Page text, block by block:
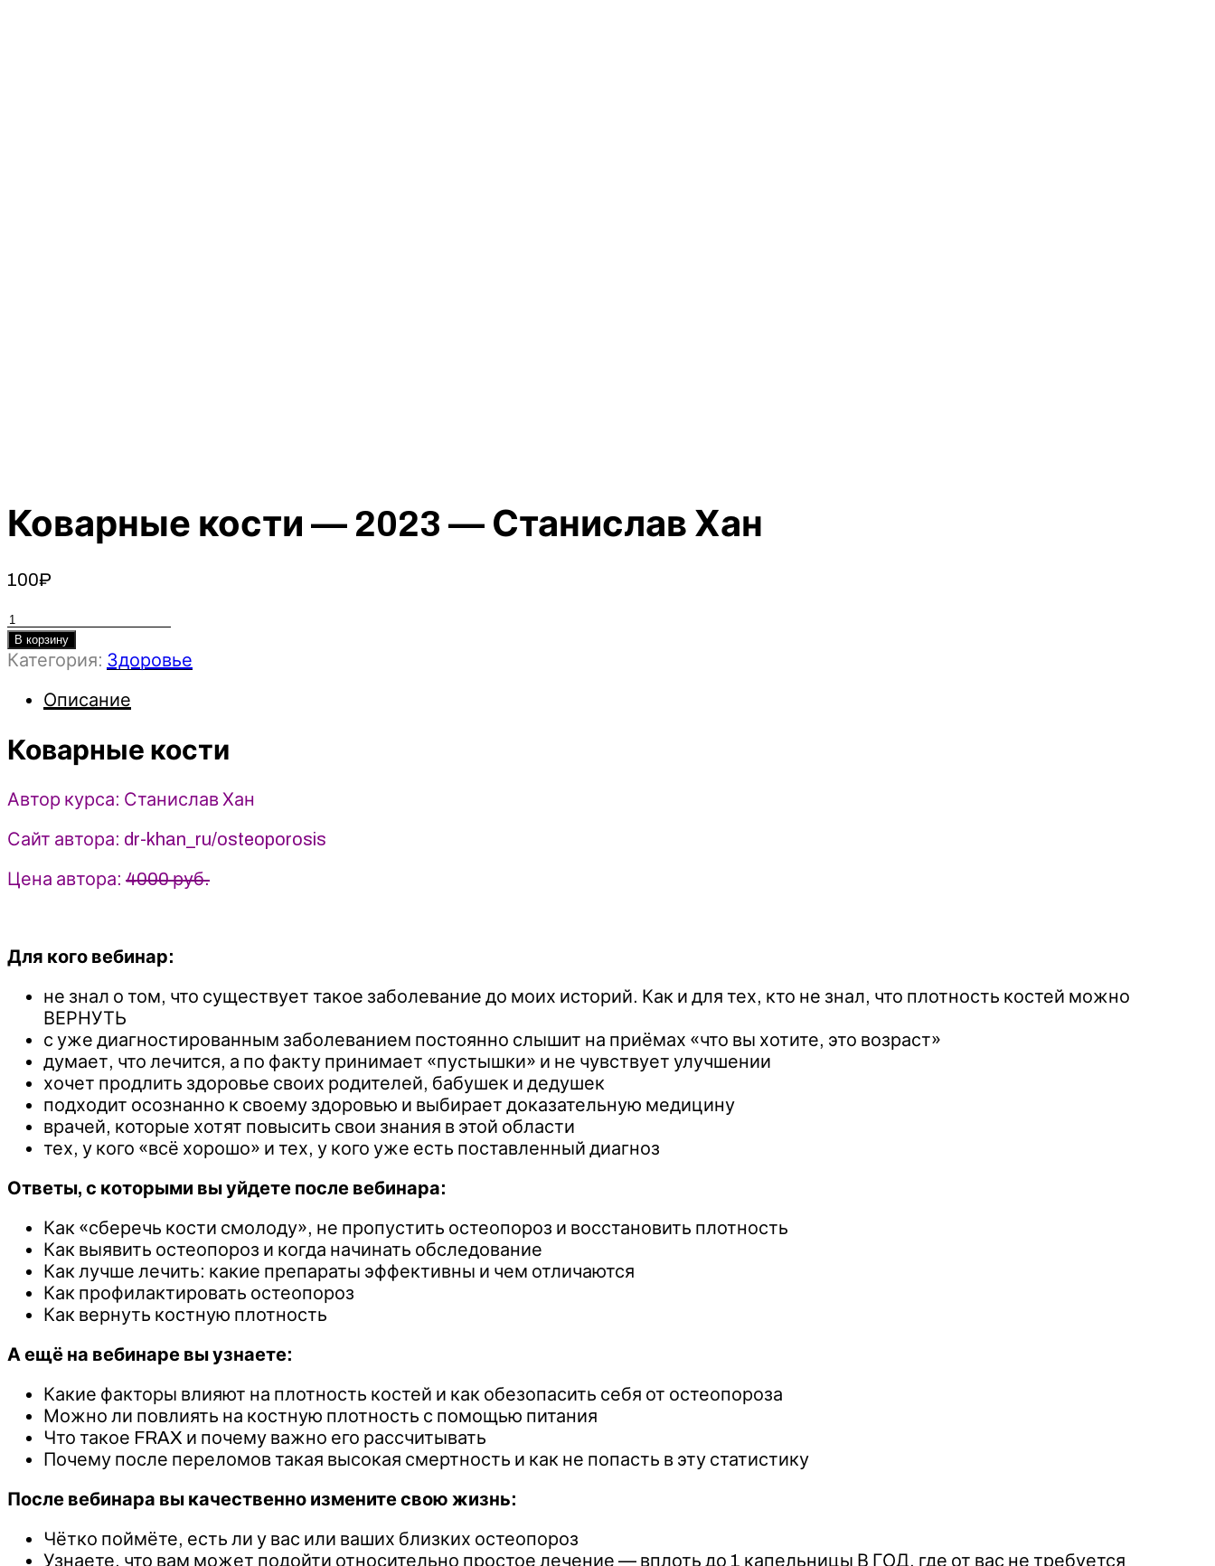
Коварные кости — 2023 — Станислав Хан
100₽
Количество
товара
Коварные
-
Станислав
В корзину
Категория: Здоровье
Описание
Коварные кости
Автор курса: Станислав Хан
Сайт автора: dr-khan_ru/osteoporosis
Цена автора: 4000 руб.
Для кого вебинар:
не знал о том, что существует такое заболевание до моих историй. Как и для тех, кто не знал, что плотность костей можно
ВЕРНУТЬ
с уже диагностированным заболеванием постоянно слышит на приёмах «что вы хотите, это возраст»
думает, что лечится, а по факту принимает «пустышки» и не чувствует улучшении
хочет продлить здоровье своих родителей, бабушек и дедушек
подходит осознанно к своему здоровью и выбирает доказательную медицину
врачей, которые хотят повысить свои знания в этой области
тех, у кого «всё хорошо» и тех, у кого уже есть поставленный диагноз
Ответы, с которыми вы уйдете после вебинара:
Как «сберечь кости смолоду», не пропустить остеопороз и восстановить плотность
Как выявить остеопороз и когда начинать обследование
Как лучше лечить: какие препараты эффективны и чем отличаются
Как профилактировать остеопороз
Как вернуть костную плотность
А ещё на вебинаре вы узнаете:
Какие факторы влияют на плотность костей и как обезопасить себя от остеопороза
Можно ли повлиять на костную плотность с помощью питания
Что такое FRAX и почему важно его рассчитывать
Почему после переломов такая высокая смертность и как не попасть в эту статистику
После вебинара вы качественно измените свою жизнь:
Чётко поймёте, есть ли у вас или ваших близких остеопороз
Узнаете, что вам может подойти относительно простое лечение — вплоть до 1 капельницы В ГОД, где от вас не требуется